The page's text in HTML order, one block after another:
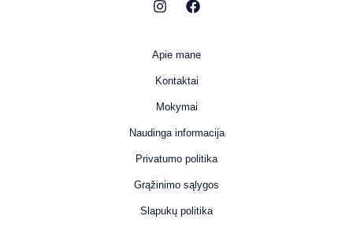
Apie mane
Kontaktai
Mokymai
Naudinga informacija
Privatumo politika
Grąžinimo sąlygos
Slapukų politika